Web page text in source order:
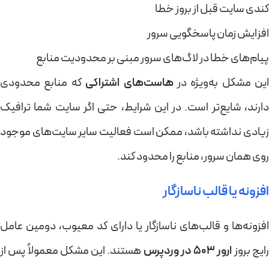
کندی سایت قبل از بروز خطا
افزایش زمان پاسخگویی سرور
پیام‌های خطا در لاگ‌های سرور مبنی بر محدودیت منابع
این مشکل به‌ویژه درهاست‌های اشتراکی که منابع محدودی
دارند، شایع‌تر است. در این شرایط، حتی اگر سایت شما ترافیک
زیادی نداشته باشد، ممکن است فعالیت سایر سایت‌های موجود
روی همان سرور، منابع را محدود کند.
افزونه یا قالب ناسازگار
افزونه‌ها و قالب‌های ناسازگار یا دارای کد معیوب، دومین عامل
رایج بروزارور 503 در وردپرس
هستند. این مشکل معمولاً پس از